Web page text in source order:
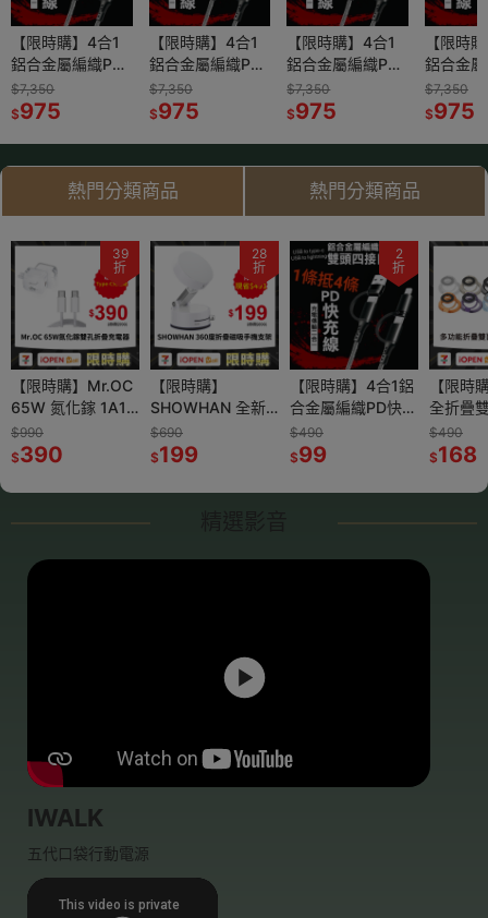
【限時購】4合1
鋁合金屬編織PD
快充線Type-C /
Lightning 適用
$7,350
$975
【限時購】4合1
鋁合金屬編織PD
快充線Type-C /
Lightning 適用
$7,350
$975
【限時購】4合1
鋁合金屬編織PD
快充線Type-C /
Lightning 適用
$7,350
$975
【限時
鋁合金
快充線
$7,350
$975
熱門分類商品 熱門分類商品
39
折
【限時購】Mr.OC
65W 氮化鎵 1A1C
雙孔折疊快速充電
器+60W雙Type-C
$990
$390
28
折
【限時購】
SHOWHAN 全新
升級360度折疊 吸
盤磁吸車載支架手
$690
$199
2
折
【限時購】4合1鋁
合金屬編織PD快充
線Type-C /
Lightning 適用i15
$490
$99
【限時
全折疊
環扣支
N52磁
支架
$490
$168
折
ALTI 直
迷行動電
殼 隨
專用
SHOWHAN 多功
能卡片式翻蓋一字
手機支架 一體式
手機支架 折疊支架
行動電源支架 追劇
4
折
momax Q.MAG
POWER 支架式
PD快充 磁吸無線
充 行動電源 IP108
手機支架)
多功能彈片式小物
收納袋 皮料 收納
袋 防水 行動電源
收納 配件收納 精
IWALK 收納袋 收
IWALK
五代口袋行動電源